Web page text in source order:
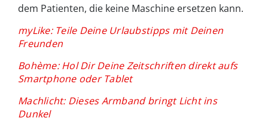
dem Patienten, die keine Maschine ersetzen kann.
myLike: Teile Deine Urlaubstipps mit Deinen
Freunden
Bohème: Hol Dir Deine Zeitschriften direkt aufs
Smartphone oder Tablet
Machlicht: Dieses Armband bringt Licht ins
Dunkel